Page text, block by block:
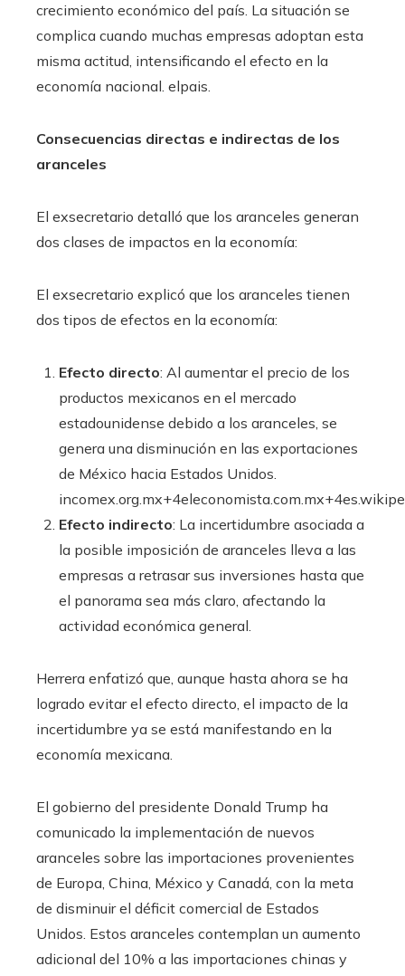
crecimiento económico del país. La situación se
complica cuando muchas empresas adoptan esta
misma actitud, intensificando el efecto en la
economía nacional. ​elpais.
Consecuencias directas e indirectas de los
aranceles
El exsecretario detalló que los aranceles generan
dos clases de impactos en la economía:​
El exsecretario explicó que los aranceles tienen
dos tipos de efectos en la economía:​
Efecto directo: Al aumentar el precio de los
productos mexicanos en el mercado
estadounidense debido a los aranceles, se
genera una disminución en las exportaciones
de México hacia Estados Unidos.​
Efecto indirecto: La incertidumbre asociada a
la posible imposición de aranceles lleva a las
empresas a retrasar sus inversiones hasta que
el panorama sea más claro, afectando la
actividad económica general.​
Herrera enfatizó que, aunque hasta ahora se ha
logrado evitar el efecto directo, el impacto de la
incertidumbre ya se está manifestando en la
economía mexicana.
El gobierno del presidente Donald Trump ha
comunicado la implementación de nuevos
aranceles sobre las importaciones provenientes
de Europa, China, México y Canadá, con la meta
de disminuir el déficit comercial de Estados
Unidos. Estos aranceles contemplan un aumento
adicional del 10% a las importaciones chinas y